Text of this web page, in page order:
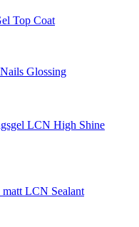
Top Coat
Glossing
LCN High Shine
LCN Sealant